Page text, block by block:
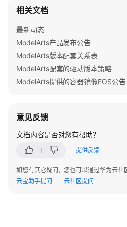
训
作
业
列
表
待
下
推
理
相关文档
最新动态
ModelArts产品发布公告
ModelArts版本配套关系表
ModelArts配套的驱动版本策略
ModelArts提供的容器镜像EOS公告
意见反馈
文档内容是否对您有帮助？
提供反馈
如您有其它疑问，您也可以通过华为云社
云宝助手提问
云社区提问